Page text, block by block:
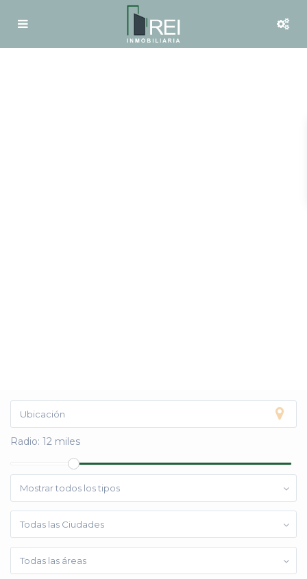
Radio: 12 miles
Mostrar todos los tipos
Todas las Ciudades
Todas las áreas